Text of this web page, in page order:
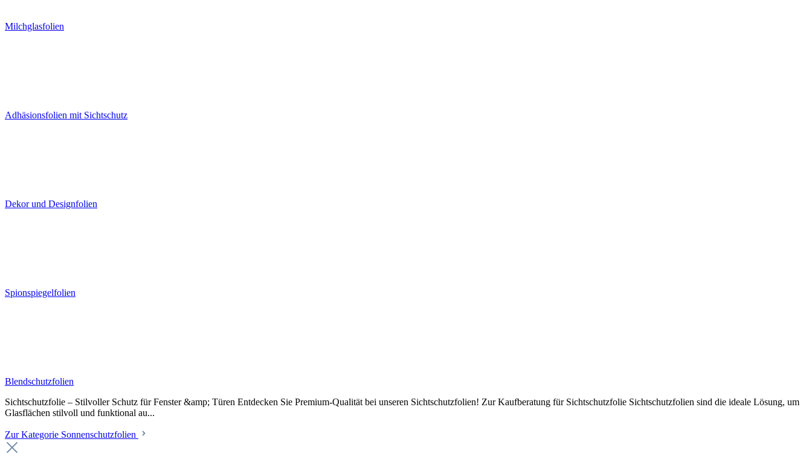
Milchglasfolien
Adhäsionsfolien mit Sichtschutz
Dekor und Designfolien
Spionspiegelfolien
Blendschutzfolien
Sichtschutzfolie – Stilvoller Schutz für Fenster &amp; Türen Entdecken Sie Premium-Qualität bei unseren Sichtschutzfolien! Zur Kaufberatung für Sichtschutzfolie Sichtschutzfolien sind die ideale Lösung, um
Glasflächen stilvoll und funktional au...
Zur Kategorie Sonnenschutzfolien